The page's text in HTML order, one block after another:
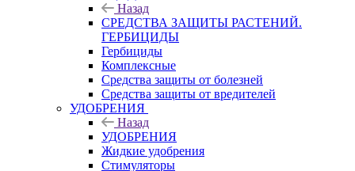
Назад
СРЕДСТВА ЗАЩИТЫ РАСТЕНИЙ.
ГЕРБИЦИДЫ
Гербициды
Комплексные
Средства защиты от болезней
Средства защиты от вредителей
УДОБРЕНИЯ
Назад
УДОБРЕНИЯ
Жидкие удобрения
Стимуляторы